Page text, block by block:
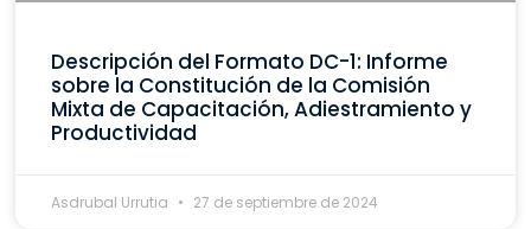
Descripción del Formato DC-1: Informe
sobre la Constitución de la Comisión
Mixta de Capacitación, Adiestramiento y
Productividad
Asdrubal Urrutia 27 de septiembre de 2024